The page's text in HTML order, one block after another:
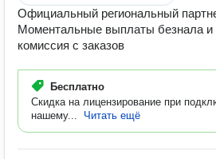
Официальный региональный
Моментальные выплаты безнала и
комиссия с заказов
Бесплатно
Скидка на лицензирование при
нашему...
Читать ещё